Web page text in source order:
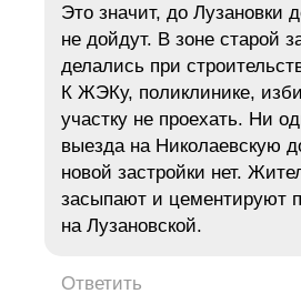
Это значит, до Лузановки
не дойдут. В зоне старой
делались при
К ЖЭКу, поликлинике,
участку не проехать. Ни
выезда на Николаевскую
новой застройки нет.
засыпают и цементируют
на Лузановской.
Ответить